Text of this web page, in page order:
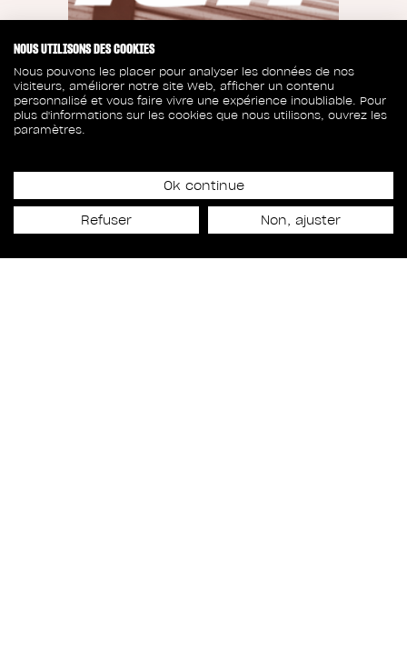
Date de lancement
16 février 2021
NOUS UTILISONS DES COOKIES
Nous pouvons les placer pour analyser les données de nos
visiteurs, améliorer notre site Web, afficher un contenu
personnalisé et vous faire vivre une expérience inoubliable. Pour
plus d'informations sur les cookies que nous utilisons, ouvrez les
paramètres.
Ok continue
Refuser Non, ajuster